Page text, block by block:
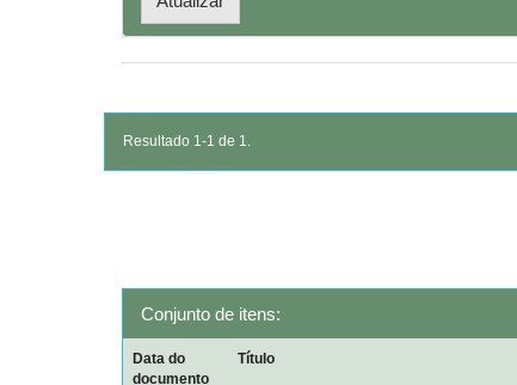
Resultado 1-1 de 1.
Conjunto de itens:
Data do
documento
Título